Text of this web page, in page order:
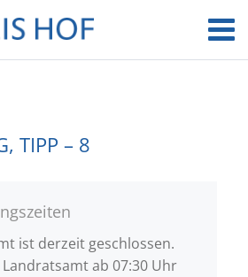
TIPP – 8
ist derzeit geschlossen.
ab 07:30 Uhr